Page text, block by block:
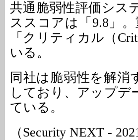
共通脆弱性評価シス
ススコアは「9.8」
「クリティカル（
いる。
同社は脆弱性を解消
しており、アップデ
ている。
（Security NEXT -